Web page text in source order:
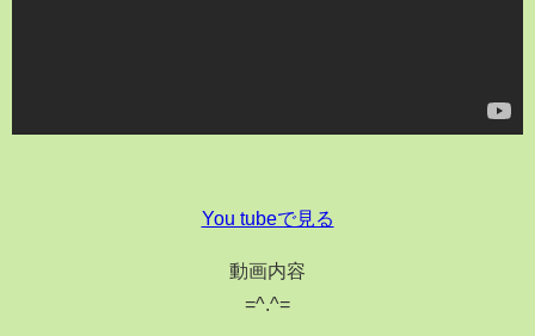
You tubeで見る
動画内容
=^.^=